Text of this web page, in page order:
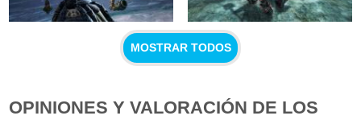
MOSTRAR TODOS
OPINIONES Y VALORACIÓN DE LOS